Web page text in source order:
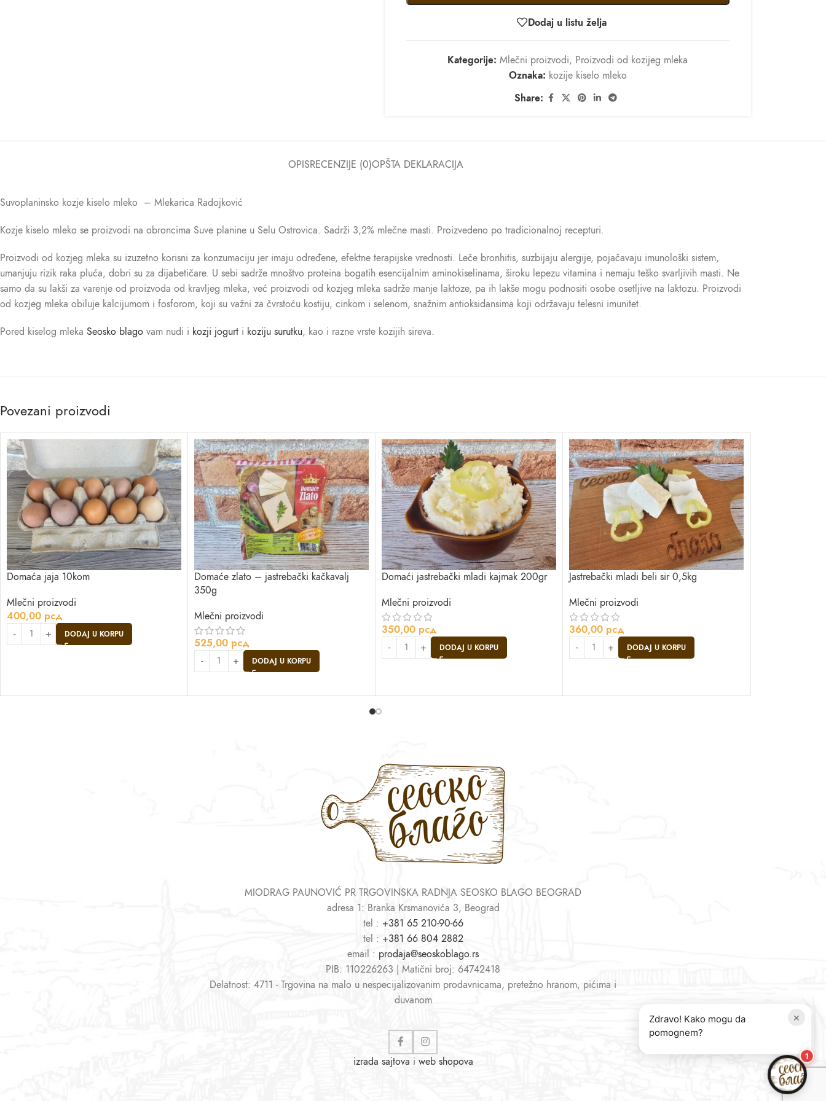
Dodaj u listu želja
Kategorije: Mlečni proizvodi, Proizvodi od kozijeg mleka
Oznaka: kozije kiselo mleko
Share:
OPISRECENZIJE (0)OPŠTA DEKLARACIJA
Suvoplaninsko kozje kiselo mleko – Mlekarica Radojković
Kozje kiselo mleko se proizvodi na obroncima Suve planine u Selu Ostrovica. Sadrži 3,2% mlečne masti. Proizvedeno po tradicionalnoj recepturi.
Proizvodi od kozjeg mleka su izuzetno korisni za konzumaciju jer imaju određene, efektne terapijske vrednosti. Leče bronhitis, suzbijaju alergije, pojačavaju imunološki sistem,
umanjuju rizik raka pluća, dobri su za dijabetičare. U sebi sadrže mnoštvo proteina bogatih esencijalnim aminokiselinama, široku lepezu vitamina i nemaju teško svarljivih masti. Ne
samo da su lakši za varenje od proizvoda od kravljeg mleka, već proizvodi od kozjeg mleka sadrže manje laktoze, pa ih lakše mogu podnositi osobe osetljive na laktozu. Proizvodi
od kozjeg mleka obiluje kalcijumom i fosforom, koji su važni za čvrstoću kostiju, cinkom i selenom, snažnim antioksidansima koji održavaju telesni imunitet.
Pored kiselog mleka Seosko blago vam nudi i kozji jogurt i koziju surutku, kao i razne vrste kozijih sireva.
Povezani proizvodi
Domaća jaja 10kom
Mlečni proizvodi
400,00 рсд
DODAJ U KORPU
Domaće zlato – jastrebački kačkavalj
350g
Mlečni proizvodi
525,00 рсд
DODAJ U KORPU
Domaći jastrebački mladi kajmak 200gr
Mlečni proizvodi
350,00 рсд
DODAJ U KORPU
Jastrebački mladi beli sir 0,5kg
Mlečni proizvodi
360,00 рсд
DODAJ U KORPU
MIODRAG PAUNOVIĆ PR TRGOVINSKA RADNJA SEOSKO BLAGO BEOGRAD
adresa 1: Branka Krsmanovića 3, Beograd
tel : +381 65 210-90-66
tel : +381 66 804 2882
email : prodaja@seoskoblago.rs
PIB: 110226263 | Matični broj: 64742418
Delatnost: 4711 - Trgovina na malo u nespecijalizovanim prodavnicama, pretežno hranom, pićima i
duvanom
izrada sajtova i web shopova
×
Zdravo! Kako mogu da
pomognem?
1